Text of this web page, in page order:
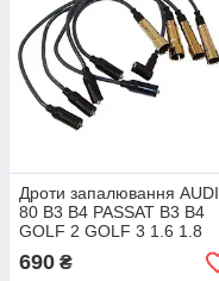
Дроти запалювання AUDI
80 B3 B4 PASSAT B3 B4
GOLF 2 GOLF 3 1.6 1.8
2.0 виробник JP GROUP
Данія
690 ₴